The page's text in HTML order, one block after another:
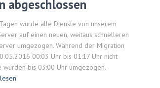
abgeschlossen
wurde alle Dienste von unserem
auf einen neuen, weitaus schnelleren
umgezogen. Während der Migration
00:03 Uhr bis 01:17 Uhr nicht
wurden bis 03:00 Uhr umgezogen.